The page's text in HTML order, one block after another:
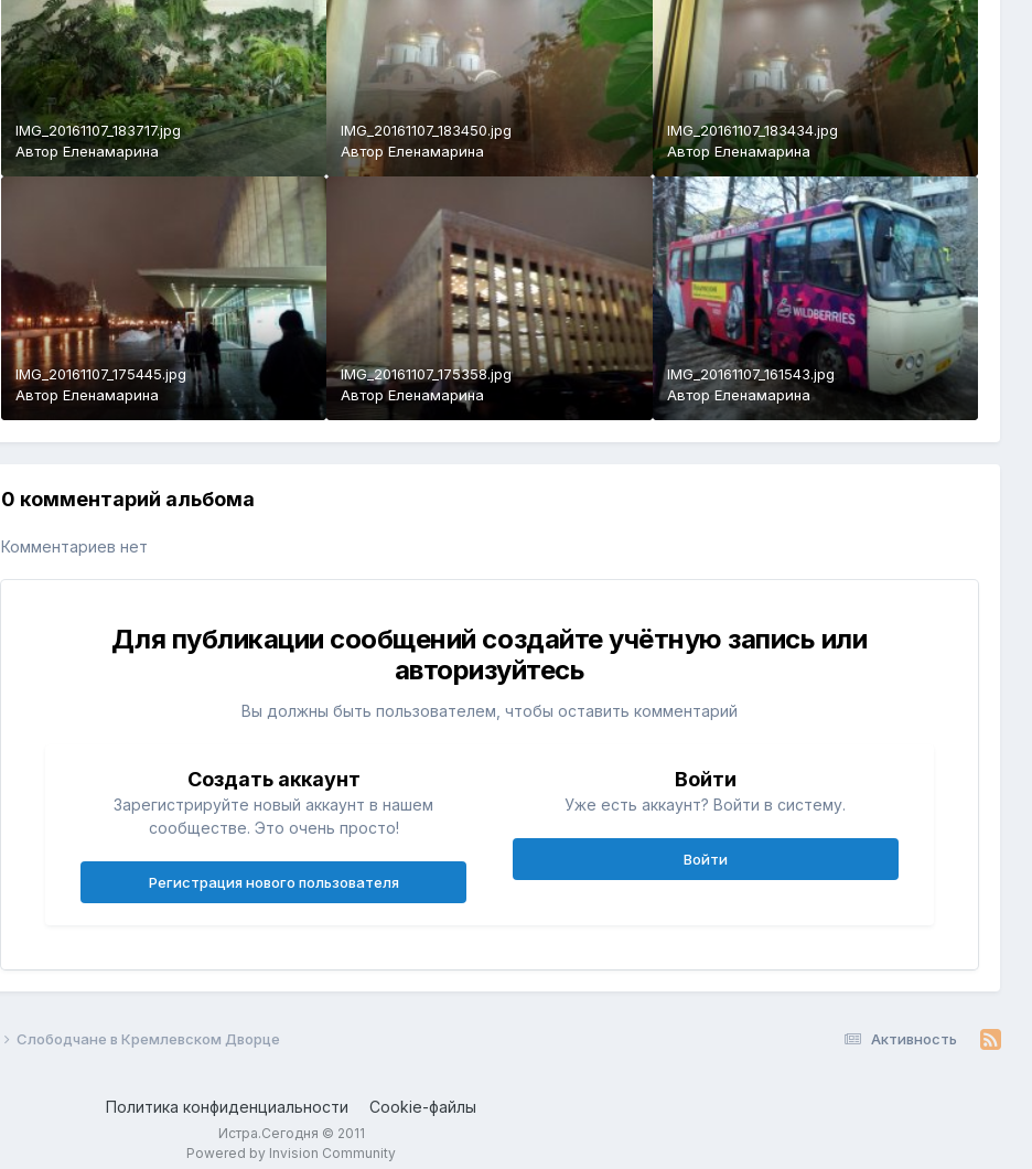
IMG_20161107_183717.jpg
АвторЕленамарина
IMG_20161107_183450.jpg
АвторЕленамарина
IMG_20161107_183434.jpg
АвторЕленамарина
IMG_20161107_175445.jpg
Автор Еленамарина
IMG_20161107_175358.jpg
АвторЕленамарина
IMG_20161107_161543.jpg
АвторЕленамарина
0 комментарий альбома
Комментариев нет
Для публикации сообщений создайте учётную запись или
авторизуйтесь
Вы должны быть пользователем, чтобы оставить комментарий
Создать аккаунт
Зарегистрируйте новый аккаунт в нашем
сообществе. Это очень просто!
Регистрация нового пользователя
Войти
Уже есть аккаунт? Войти в систему.
Войти
Активность
Слободчане в Кремлевском Дворце
Политика конфиденциальности Cookie-файлы
Истра.Сегодня © 2011
Powered by Invision Community